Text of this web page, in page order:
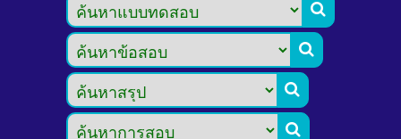



